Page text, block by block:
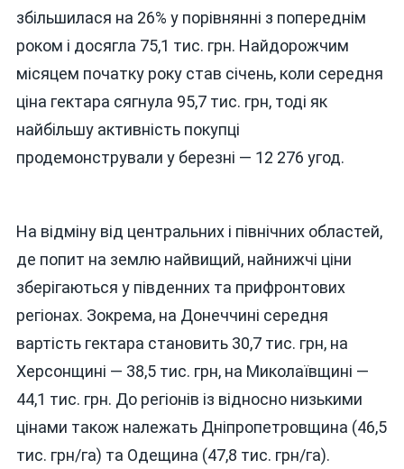
збільшилася на 26% у порівнянні з попереднім
роком і досягла 75,1 тис. грн. Найдорожчим
місяцем початку року став січень, коли середня
ціна гектара сягнула 95,7 тис. грн, тоді як
найбільшу активність покупці
продемонстрували у березні — 12 276 угод.
На відміну від центральних і північних областей,
де попит на землю найвищий, найнижчі ціни
зберігаються у південних та прифронтових
регіонах. Зокрема, на Донеччині середня
вартість гектара становить 30,7 тис. грн, на
Херсонщині — 38,5 тис. грн, на Миколаївщині —
44,1 тис. грн. До регіонів із відносно низькими
цінами також належать Дніпропетровщина (46,5
тис. грн/га) та Одещина (47,8 тис. грн/га).